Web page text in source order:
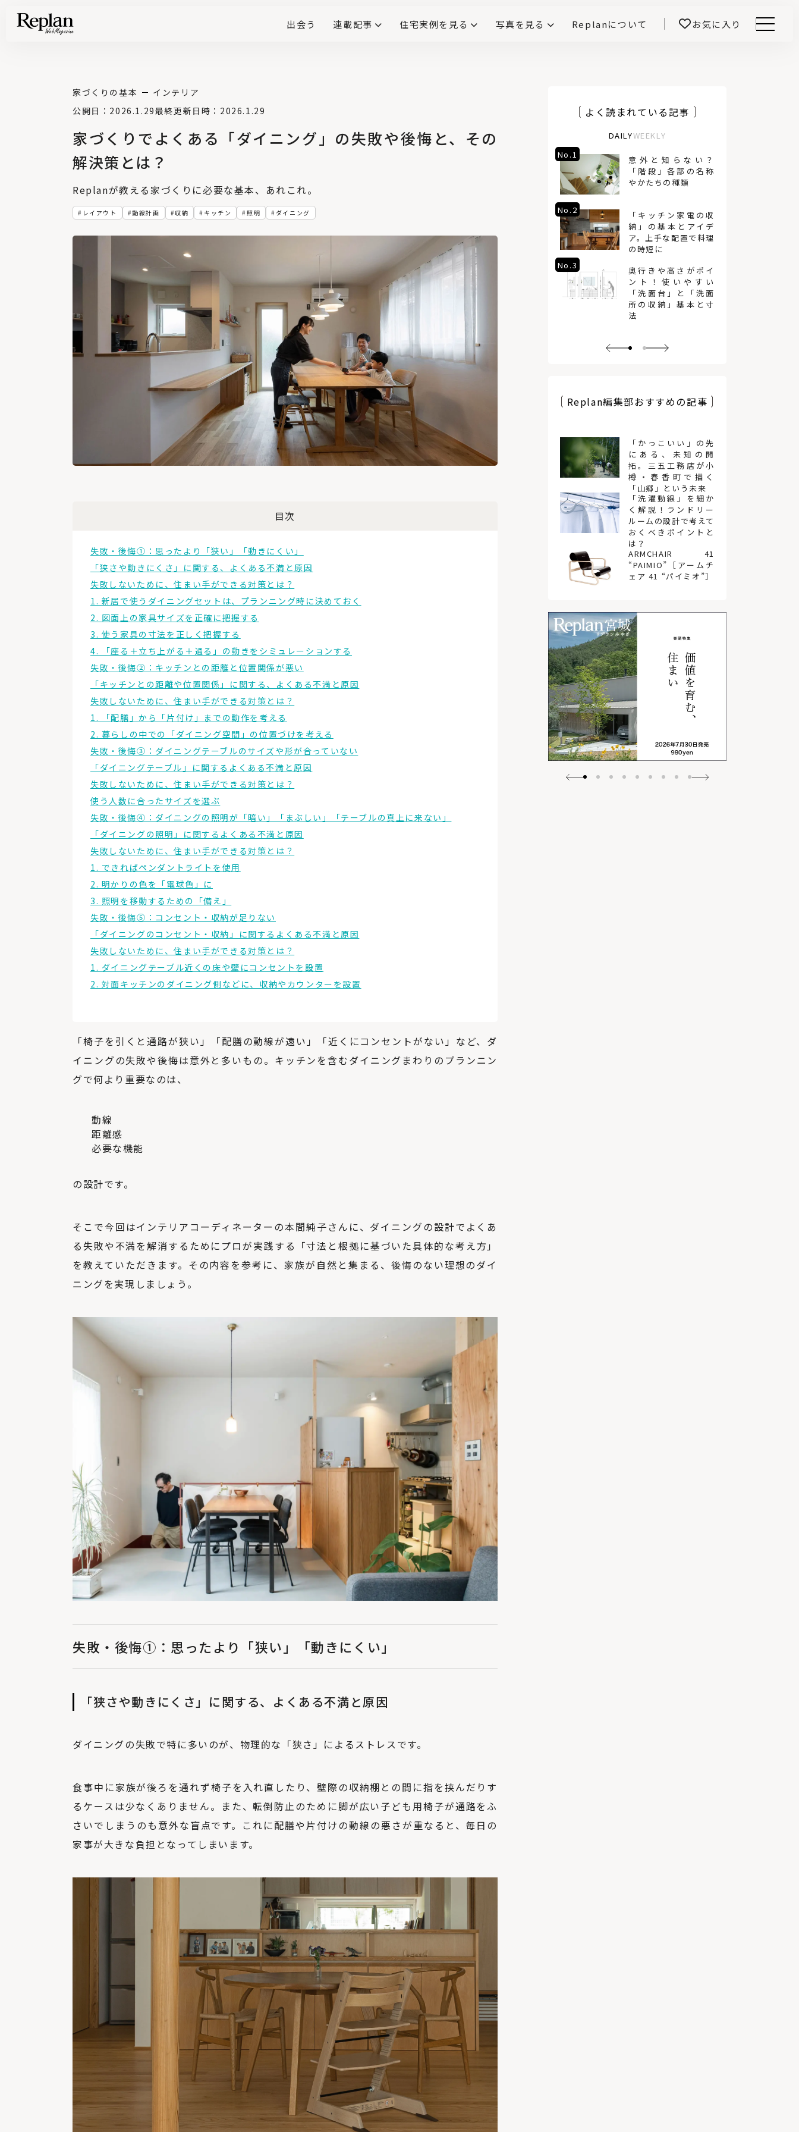
出会う 連載記事 住宅実例を見る 写真を見る Replanについて お気に入り
家づくりでよくある「ダイニング」の失敗や後悔と、その
解決策とは？
公開日：2026.1.29最終更新日時：2026.1.29
家づくりの基本 インテリア
レイアウト 動線計画 収納 キッチン 照明 ダイニング
Replanが教える家づくりに必要な基本、あれこれ。
目次
失敗・後悔①：思ったより「狭い」「動きにくい」
「狭さや動きにくさ」に関する、よくある不満と原因
失敗しないために、住まい手ができる対策とは？
1. 新居で使うダイニングセットは、プランニング時に決めておく
2. 図面上の家具サイズを正確に把握する
3. 使う家具の寸法を正しく把握する
4. 「座る＋立ち上がる＋通る」の動きをシミュレーションする
失敗・後悔②：キッチンとの距離と位置関係が悪い
「キッチンとの距離や位置関係」に関する、よくある不満と原因
失敗しないために、住まい手ができる対策とは？
1. 「配膳」から「片付け」までの動作を考える
2. 暮らしの中での「ダイニング空間」の位置づけを考える
失敗・後悔③：ダイニングテーブルのサイズや形が合っていない
「ダイニングテーブル」に関するよくある不満と原因
失敗しないために、住まい手ができる対策とは？
使う人数に合ったサイズを選ぶ
失敗・後悔④：ダイニングの照明が「暗い」「まぶしい」「テーブルの真上に来ない」
「ダイニングの照明」に関するよくある不満と原因
失敗しないために、住まい手ができる対策とは？
1. できればペンダントライトを使用
2. 明かりの色を「電球色」に
3. 照明を移動するための「備え」
失敗・後悔⑤：コンセント・収納が足りない
「ダイニングのコンセント・収納」に関するよくある不満と原因
失敗しないために、住まい手ができる対策とは？
1. ダイニングテーブル近くの床や壁にコンセントを設置
2. 対面キッチンのダイニング側などに、収納やカウンターを設置
「椅子を引くと通路が狭い」「配膳の動線が遠い」「近くにコンセントがない」など、ダ
イニングの失敗や後悔は意外と多いもの。キッチンを含むダイニングまわりのプランニン
グで何より重要なのは、
動線
距離感
必要な機能
の設計です。
そこで今回はインテリアコーディネーターの本間純子さんに、ダイニングの設計でよくあ
る失敗や不満を解消するためにプロが実践する「寸法と根拠に基づいた具体的な考え方」
を教えていただきます。その内容を参考に、家族が自然と集まる、後悔のない理想のダイ
ニングを実現しましょう。
失敗・後悔①：思ったより「狭い」「動きにくい」
「狭さや動きにくさ」に関する、よくある不満と原因
ダイニングの失敗で特に多いのが、物理的な「狭さ」によるストレスです。
食事中に家族が後ろを通れず椅子を入れ直したり、壁際の収納棚との間に指を挟んだりす
るケースは少なくありません。また、転倒防止のために脚が広い子ども用椅子が通路をふ
さいでしまうのも意外な盲点です。これに配膳や片付けの動線の悪さが重なると、毎日の
家事が大きな負担となってしまいます。
よく読まれている記事
DAILYWEEKLY
つの住宅実例から学
ぶ！
No.6
いろんな座席から野
球と建築を楽しむ@
エスコンフィールド
No.1
意外と知らない？
「階段」各部の名称
やかたちの種類
No.2
「キッチン家電の収
納」の基本とアイデ
ア。上手な配置で料理
の時短に
No.3
奥行きや高さがポイ
ント！使いやすい
「洗面台」と「洗面
所の収納」基本と寸
法
Replan編集部おすすめの記事
北海道の暖房選びの
正解は？熱源や暖房
方式を知って寒い冬を
「かっこいい」の先
にある、未知の開
拓。三五工務店が小
樽・春香町で描く
「山郷」という未来
「洗濯動線」を細か
く解説！ランドリー
ルームの設計で考えて
おくべきポイントと
は？
ARMCHAIR 41
“PAIMIO”［アームチ
ェア 41 “パイミオ”］